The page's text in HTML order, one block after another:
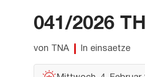
041/2026
von TNA In einsaetze